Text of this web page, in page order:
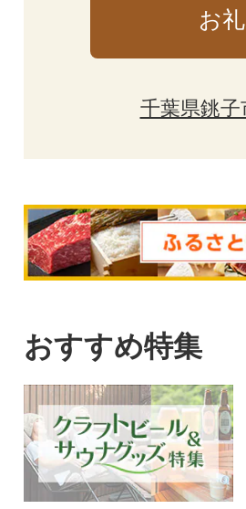
お
千葉県銚
おすすめ特集